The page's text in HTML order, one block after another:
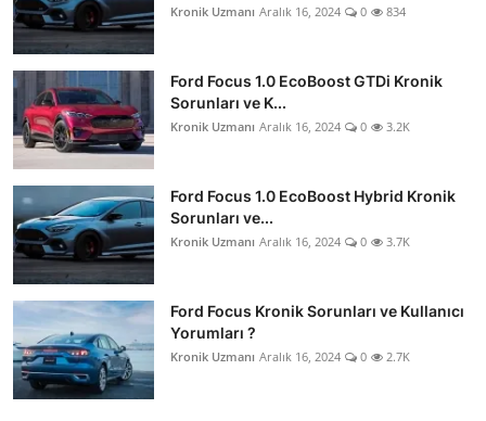
Kronik Uzmanı Aralık 16, 2024 0 834
Ford Focus 1.0 EcoBoost GTDi Kronik
Sorunları ve K...
Kronik Uzmanı Aralık 16, 2024 0 3.2K
Ford Focus 1.0 EcoBoost Hybrid Kronik
Sorunları ve...
Kronik Uzmanı Aralık 16, 2024 0 3.7K
Ford Focus Kronik Sorunları ve Kullanıcı
Yorumları ?
Kronik Uzmanı Aralık 16, 2024 0 2.7K